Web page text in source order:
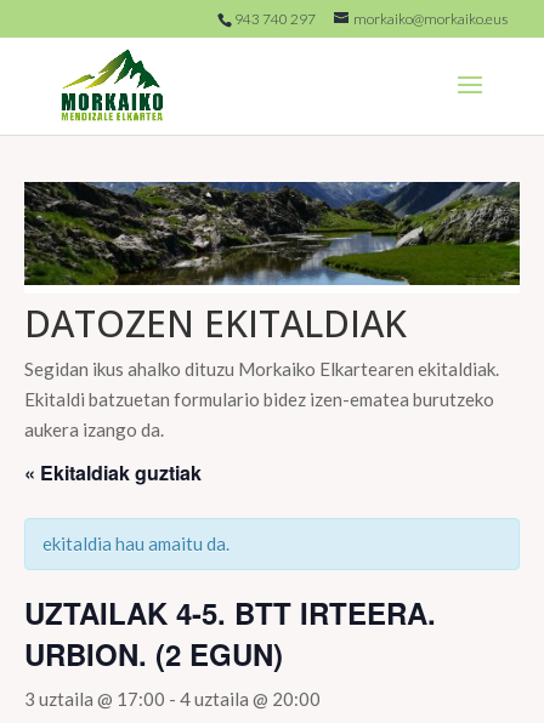
943 740 297 morkaiko@morkaiko.eus
DATOZEN EKITALDIAK
Segidan ikus ahalko dituzu Morkaiko Elkartearen ekitaldiak.
Ekitaldi batzuetan formulario bidez izen-ematea burutzeko
aukera izango da.
« Ekitaldiak guztiak
ekitaldia hau amaitu da.
UZTAILAK 4-5. BTT IRTEERA.
URBION. (2 EGUN)
3 uztaila @ 17:00 - 4 uztaila @ 20:00